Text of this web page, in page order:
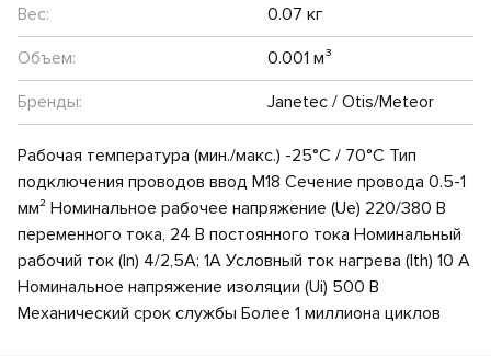
Вес:
0.07 кг
Объем:
0.001 м³
Бренды:
Janetec / Otis/Meteor
Рабочая температура (мин./макс.) -25°C / 70°C Тип
подключения проводов ввод M18 Сечение провода 0.5-1
мм² Номинальное рабочее напряжение (Ue) 220/380 В
переменного тока, 24 В постоянного тока Номинальный
рабочий ток (In) 4/2,5А; 1А Условный ток нагрева (Ith) 10 А
Номинальное напряжение изоляции (Ui) 500 В
Механический срок службы Более 1 миллиона циклов